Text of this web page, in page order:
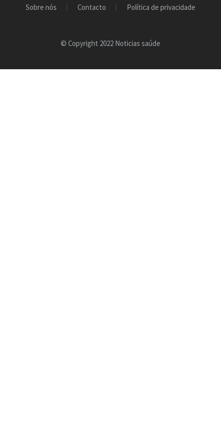
Sobre nós Contacto Política de privacidade
© Copyright 2022 Noticias saúde